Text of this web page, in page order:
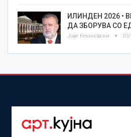
ИЛИНДЕН 2026 •
ДА ЗБОРУВА СО
Јове Кекеновски